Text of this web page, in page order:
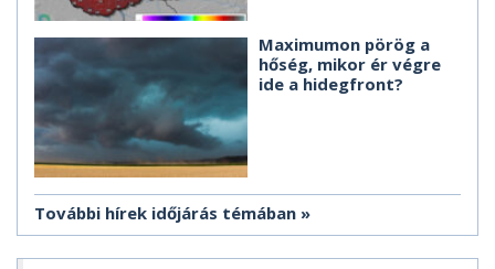
Maximumon pörög a
hőség, mikor ér végre
ide a hidegfront?
További hírek időjárás témában